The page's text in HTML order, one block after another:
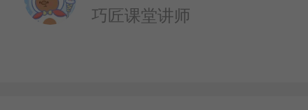
巧匠课堂讲师